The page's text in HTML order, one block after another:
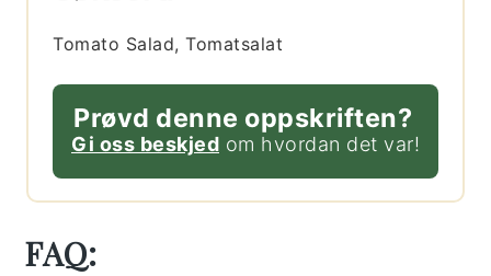
Tomato Salad, Tomatsalat
Prøvd denne oppskriften?
Gi oss beskjed om hvordan det var!
FAQ: